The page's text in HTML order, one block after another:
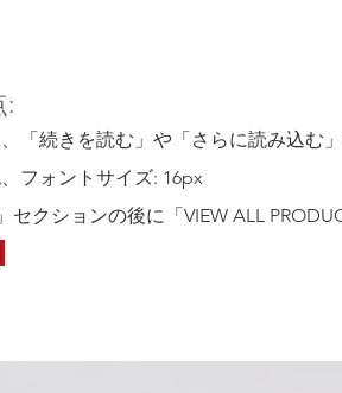
:
「続きを読む」や「さらに読み込む
フォントサイズ: 16px
クションの後に「VIEW ALL